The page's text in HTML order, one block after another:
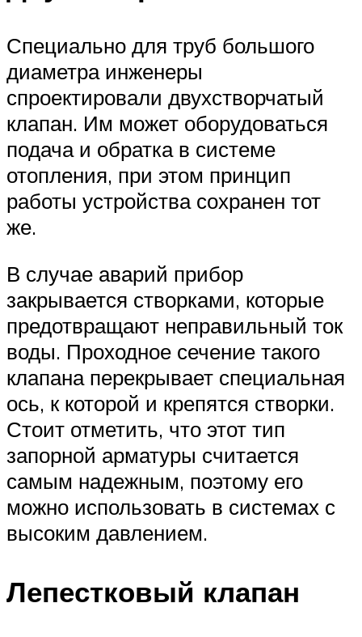
Специально для труб большого
диаметра инженеры
спроектировали двухстворчатый
клапан. Им может оборудоваться
подача и обратка в системе
отопления, при этом принцип
работы устройства сохранен тот
же.
В случае аварий прибор
закрывается створками, которые
предотвращают неправильный ток
воды. Проходное сечение такого
клапана перекрывает специальная
ось, к которой и крепятся створки.
Стоит отметить, что этот тип
запорной арматуры считается
самым надежным, поэтому его
можно использовать в системах с
высоким давлением.
Лепестковый клапан